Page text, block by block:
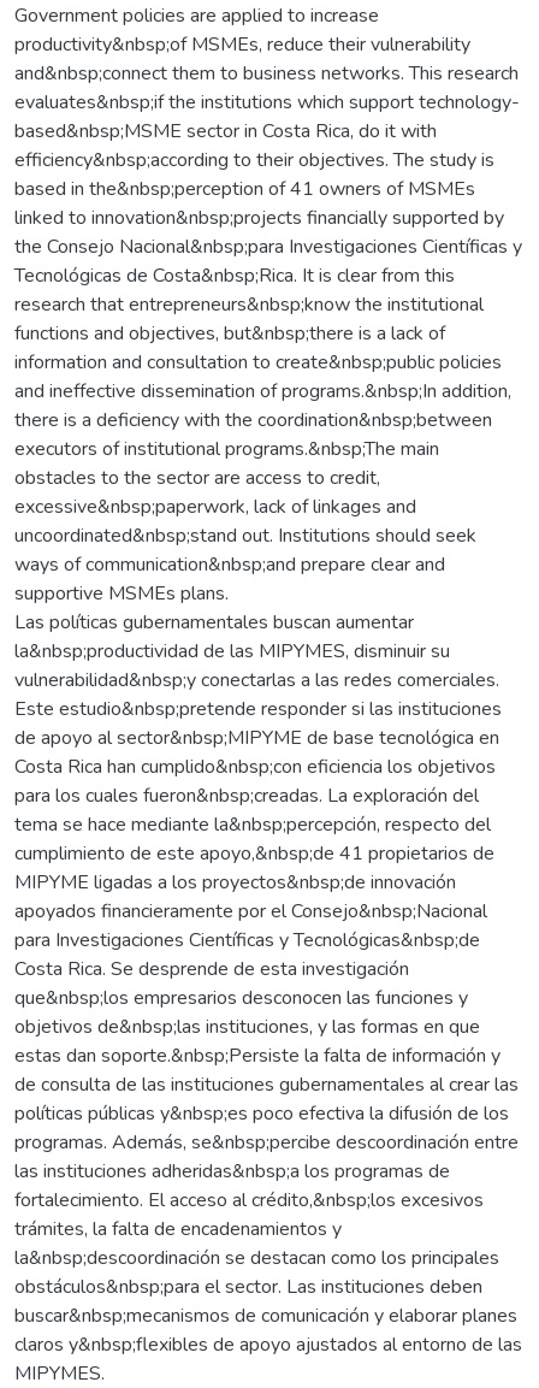
Government policies are applied to increase
productivity&nbsp;of MSMEs, reduce their vulnerability
and&nbsp;connect them to business networks. This research
evaluates&nbsp;if the institutions which support technology-
based&nbsp;MSME sector in Costa Rica, do it with
efficiency&nbsp;according to their objectives. The study is
based in the&nbsp;perception of 41 owners of MSMEs
linked to innovation&nbsp;projects financially supported by
the Consejo Nacional&nbsp;para Investigaciones Científicas y
Tecnológicas de Costa&nbsp;Rica. It is clear from this
research that entrepreneurs&nbsp;know the institutional
functions and objectives, but&nbsp;there is a lack of
information and consultation to create&nbsp;public policies
and ineffective dissemination of programs.&nbsp;In addition,
there is a deficiency with the coordination&nbsp;between
executors of institutional programs.&nbsp;The main
obstacles to the sector are access to credit,
excessive&nbsp;paperwork, lack of linkages and
uncoordinated&nbsp;stand out. Institutions should seek
ways of communication&nbsp;and prepare clear and
supportive MSMEs plans.
Las políticas gubernamentales buscan aumentar
la&nbsp;productividad de las MIPYMES, disminuir su
vulnerabilidad&nbsp;y conectarlas a las redes comerciales.
Este estudio&nbsp;pretende responder si las instituciones
de apoyo al sector&nbsp;MIPYME de base tecnológica en
Costa Rica han cumplido&nbsp;con eficiencia los objetivos
para los cuales fueron&nbsp;creadas. La exploración del
tema se hace mediante la&nbsp;percepción, respecto del
cumplimiento de este apoyo,&nbsp;de 41 propietarios de
MIPYME ligadas a los proyectos&nbsp;de innovación
apoyados financieramente por el Consejo&nbsp;Nacional
para Investigaciones Científicas y Tecnológicas&nbsp;de
Costa Rica. Se desprende de esta investigación
que&nbsp;los empresarios desconocen las funciones y
objetivos de&nbsp;las instituciones, y las formas en que
estas dan soporte.&nbsp;Persiste la falta de información y
de consulta de las instituciones gubernamentales al crear las
políticas públicas y&nbsp;es poco efectiva la difusión de los
programas. Además, se&nbsp;percibe descoordinación entre
las instituciones adheridas&nbsp;a los programas de
fortalecimiento. El acceso al crédito,&nbsp;los excesivos
trámites, la falta de encadenamientos y
la&nbsp;descoordinación se destacan como los principales
obstáculos&nbsp;para el sector. Las instituciones deben
buscar&nbsp;mecanismos de comunicación y elaborar planes
claros y&nbsp;flexibles de apoyo ajustados al entorno de las
MIPYMES.